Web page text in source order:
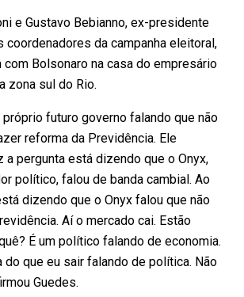
e Gustavo Bebianno, ex-presidente
coordenadores da campanha eleitoral,
Bolsonaro na casa do empresário
zona sul do Rio.
próprio futuro governo falando que não
reforma da Previdência. Ele
a pergunta está dizendo que o Onyx,
político, falou de banda cambial. Ao
dizendo que o Onyx falou que não
Aí o mercado cai. Estão
É um político falando de economia.
do que eu sair falando de política. Não
Guedes.